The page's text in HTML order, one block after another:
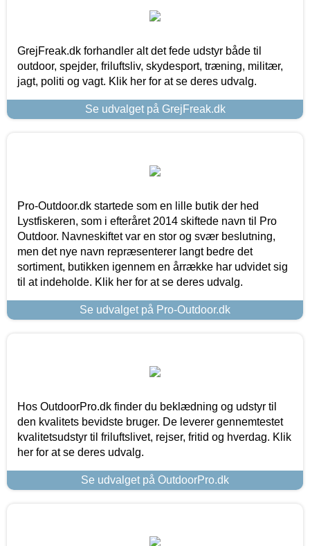
GrejFreak.dk forhandler alt det fede udstyr både til
outdoor, spejder, friluftsliv, skydesport, træning, militær,
jagt, politi og vagt. Klik her for at se deres udvalg.
Se udvalget på GrejFreak.dk
Pro-Outdoor.dk startede som en lille butik der hed
Lystfiskeren, som i efteråret 2014 skiftede navn til Pro
Outdoor. Navneskiftet var en stor og svær beslutning,
men det nye navn repræsenterer langt bedre det
sortiment, butikken igennem en årrække har udvidet sig
til at indeholde. Klik her for at se deres udvalg.
Se udvalget på Pro-Outdoor.dk
Hos OutdoorPro.dk finder du beklædning og udstyr til
den kvalitets bevidste bruger. De leverer gennemtestet
kvalitetsudstyr til friluftslivet, rejser, fritid og hverdag. Klik
her for at se deres udvalg.
Se udvalget på OutdoorPro.dk